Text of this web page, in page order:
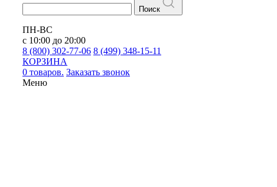
Поиск
ПН-ВС
с 10:00 до 20:00
8 (800) 302-77-06 8 (499) 348-15-11
КОРЗИНА
0 товаров. Заказать звонок
Меню